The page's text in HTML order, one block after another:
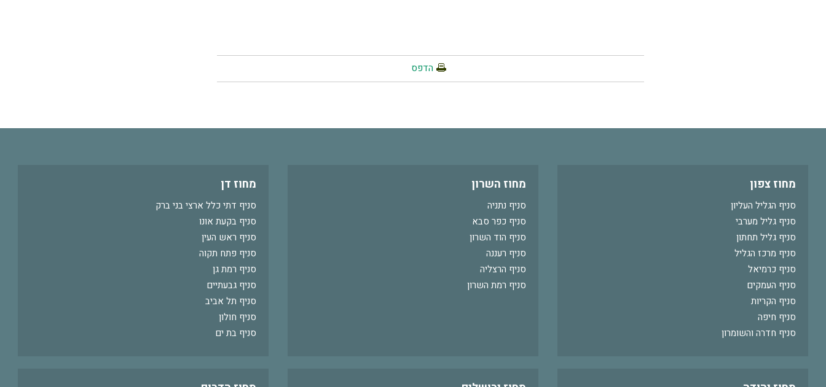
הדפס
מחוז צפון
סניף הגליל העליון
סניף גליל מערבי
סניף גליל תחתון
סניף מרכז הגליל
סניף כרמיאל
סניף העמקים
סניף הקריות
סניף חיפה
סניף חדרה והשומרון
מחוז השרון
סניף נתניה
סניף כפר סבא
סניף הוד השרון
סניף רעננה
סניף הרצליה
סניף רמת השרון
מחוז דן
סניף דתי כלל ארצי בני ברק
סניף בקעת אונו
סניף ראש העין
סניף פתח תקוה
סניף רמת גן
סניף גבעתיים
סניף תל אביב
סניף חולון
סניף בת ים